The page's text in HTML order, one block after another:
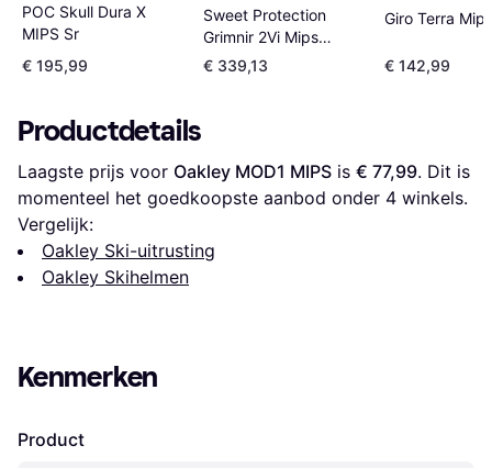
POC Skull Dura X
MIPS Sr
€ 195,99
Sweet Protection
Grimnir 2Vi Mips
Helmet - Natural
Carbon
€ 339,13
Giro Terra Mips
€ 142,99
Productdetails
Laagste prijs voor Oakley MOD1 MIPS is € 77,99. Dit is
momenteel het goedkoopste aanbod onder 4 winkels.
Vergelijk:
Oakley Ski-uitrusting
Oakley Skihelmen
Kenmerken
Product